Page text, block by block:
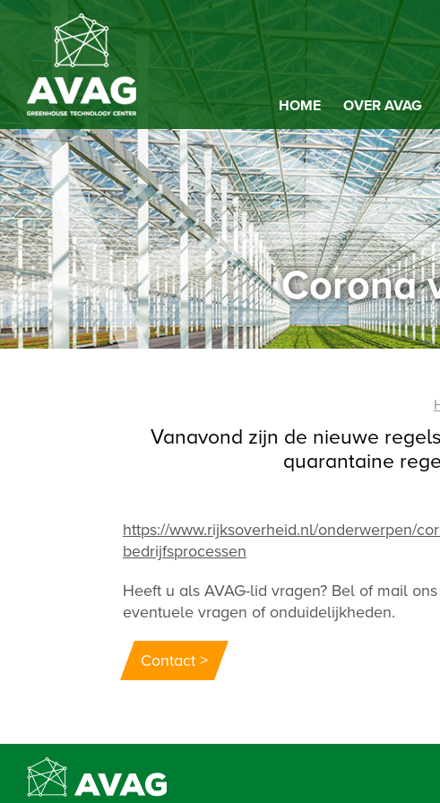
HOME OVER AVAG
Corona
Vanavond zijn de nieuwe
quarantaine
https://www.rijksoverheid.nl/onderwerpen/
bedrijfsprocessen
Heeft u als AVAG-lid vragen? Bel of mail
eventuele vragen of onduidelijkheden.
Contact >